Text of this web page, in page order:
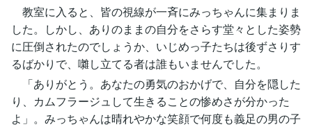
教室に入ると、皆の視線が一斉にみっちゃんに集まりま
した。しかし、ありのままの自分をさらす堂々とした姿勢
に圧倒されたのでしょうか、いじめっ子たちは後ずさりす
るばかりで、囃し立てる者は誰もいませんでした。
「ありがとう。あなたの勇気のおかげで、自分を隠した
り、カムフラージュして生きることの惨めさが分かった
よ」。みっちゃんは晴れやかな笑顔で何度も義足の男の子